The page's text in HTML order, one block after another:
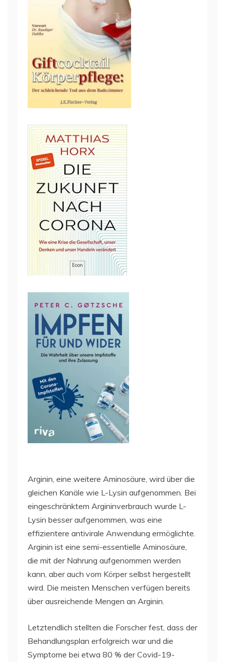
Arginin, eine weitere Aminosäure, wird über die
gleichen Kanäle wie L-Lysin aufgenommen. Bei
eingeschränktem Argininverbrauch wurde L-
Lysin besser aufgenommen, was eine
effizientere antivirale Anwendung ermöglichte.
Arginin ist eine semi-essentielle Aminosäure,
die mit der Nahrung aufgenommen werden
kann, aber auch vom Körper selbst hergestellt
wird. Die meisten Menschen verfügen bereits
über ausreichende Mengen an Arginin.
Letztendlich stellten die Forscher fest, dass der
Behandlungsplan erfolgreich war und die
Symptome bei etwa 80 % der Covid-19-